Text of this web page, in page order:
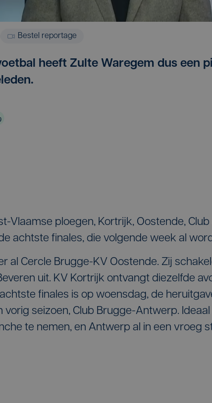
Bestel reportage
heeft Zulte Waregem dus een
Vlaamse ploegen, Kortrijk, Oostende,
achtste finales, die volgende week al
al Cercle Brugge-KV Oostende. Zij
uit. KV Kortrijk ontvangt diezelfde
finales is op woensdag, de
vorig seizoen, Club Brugge-Antwerp.
te nemen, en Antwerp al in een vroeg